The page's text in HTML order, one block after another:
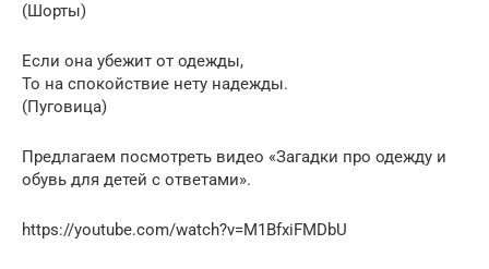
(Шорты)
Если она убежит от одежды,
То на спокойствие нету надежды.
(Пуговица)
Предлагаем посмотреть видео «Загадки про одежду и
обувь для детей с ответами».
https://youtube.com/watch?v=M1BfxiFMDbU